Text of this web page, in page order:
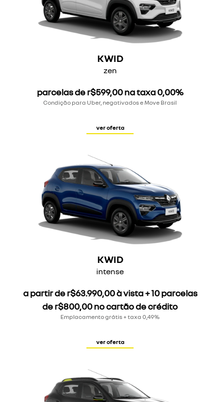
KWID
zen
parcelas de r$599,00 na taxa 0,00%
Condição para Uber, negativados e Move Brasil
ver oferta
KWID
intense
a partir de r$63.990,00 à vista + 10 parcelas
de r$800,00 no cartão de crédito
Emplacamento grátis + taxa 0,49%
ver oferta